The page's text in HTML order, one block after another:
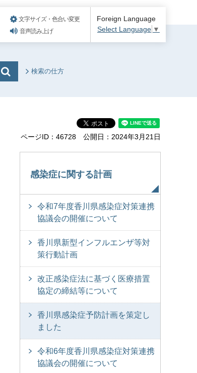
文字サイズ・色合い変更
音声読み上げ
Foreign Language
Select Language ▼
検索の仕方
ページID：46728 公開日：2024年3月21日
感染症に関する計画
令和7年度香川県感染症対策連携
協議会の開催について
香川県新型インフルエンザ等対
策行動計画
改正感染症法に基づく医療措置
協定の締結等について
香川県感染症予防計画を策定し
ました
令和6年度香川県感染症対策連携
協議会の開催について